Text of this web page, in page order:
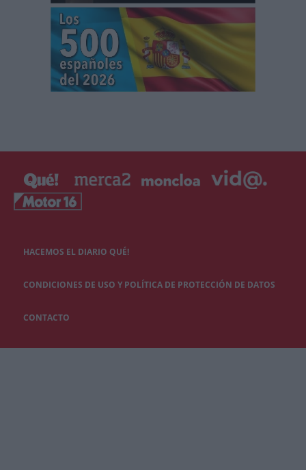
HACEMOS EL DIARIO QUÉ!
CONDICIONES DE USO Y POLÍTICA DE PROTECCIÓN DE DATOS
CONTACTO